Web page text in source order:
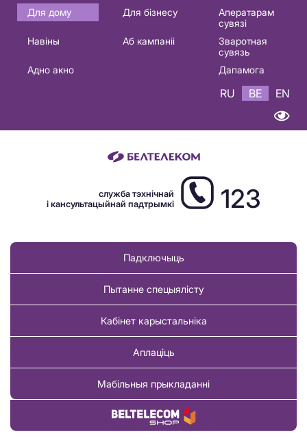
Основная
навигация
Для дому Для бізнесу
Аператарам
сувязі
Навіны
Аб кампаніі
Зваротная
сувязь
Адно акно
Дапамога
RU BE EN
служба тэхнічнай
і кансультацыйнай падтрымкі
123
Падключыць
Пытанне спецыялісту
Кабінет карыстальніка
Аплаціць
Мабільныя прыкладанні
Купіць тавар